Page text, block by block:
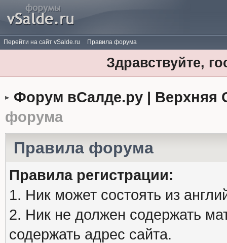
Перейти на сайт vSalde.ru Правила форума
Здравствуйте,
Форум вСалде.ру | Верхняя
форума
Правила форума
Правила регистрации:
1. Ник может состоять из
2. Ник не должен содержать
содержать адрес сайта.